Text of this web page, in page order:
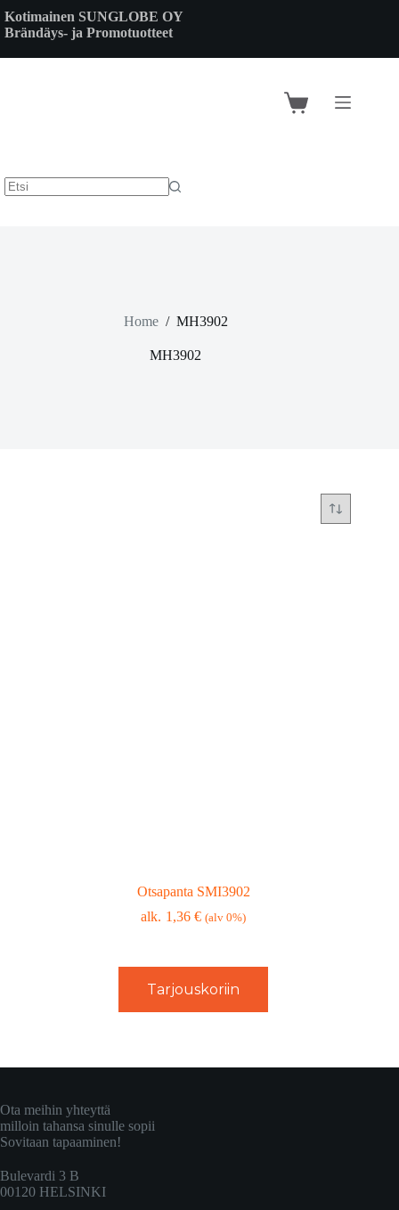
to
content
Kotimainen SUNGLOBE OY
Brändäys- ja Promotuotteet
Shopping
Home / MH3902
MH3902
Otsapanta SMI3902
1,36€ (alv 0%)
Tarjouskoriin
Ota meihin yhteyttä
milloin tahansa sinulle sopii
Sovitaan tapaaminen!
Bulevardi 3 B
00120 HELSINKI